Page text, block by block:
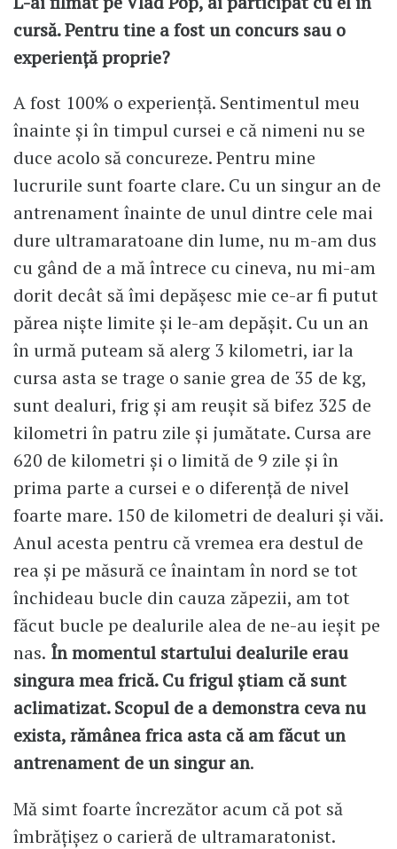
cursă. Pentru tine a fost un concurs sau o
experiență proprie?
A fost 100% o experiență. Sentimentul meu
înainte și în timpul cursei e că nimeni nu se
duce acolo să concureze. Pentru mine
lucrurile sunt foarte clare. Cu un singur an de
antrenament înainte de unul dintre cele mai
dure ultramaratoane din lume, nu m-am dus
cu gând de a mă întrece cu cineva, nu mi-am
dorit decât să îmi depășesc mie ce-ar fi putut
părea niște limite și le-am depășit. Cu un an
în urmă puteam să alerg 3 kilometri, iar la
cursa asta se trage o sanie grea de 35 de kg,
sunt dealuri, frig și am reușit să bifez 325 de
kilometri în patru zile și jumătate. Cursa are
620 de kilometri și o limită de 9 zile și în
prima parte a cursei e o diferență de nivel
foarte mare. 150 de kilometri de dealuri și văi.
Anul acesta pentru că vremea era destul de
rea și pe măsură ce înaintam în nord se tot
închideau bucle din cauza zăpezii, am tot
făcut bucle pe dealurile alea de ne-au ieșit pe
nas. În momentul startului dealurile erau
singura mea frică. Cu frigul știam că sunt
aclimatizat. Scopul de a demonstra ceva nu
exista, rămânea frica asta că am făcut un
antrenament de un singur an.
Mă simt foarte încrezător acum că pot să
îmbrățișez o carieră de ultramaratonist.